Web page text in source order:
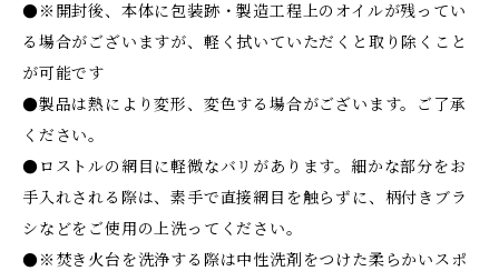
●※開封後、本体に包装跡・製造工程上のオイルが残ってい
る場合がございますが、軽く拭いていただくと取り除くこと
が可能です
●製品は熱により変形、変色する場合がございます。ご了承
ください。
●ロストルの網目に軽微なバリがあります。細かな部分をお
手入れされる際は、素手で直接網目を触らずに、柄付きブラ
シなどをご使用の上洗ってください。
●※焚き火台を洗浄する際は中性洗剤をつけた柔らかいスポ